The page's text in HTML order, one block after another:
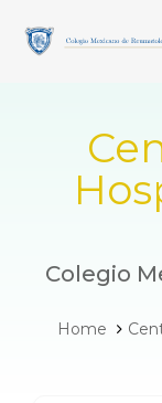
links
primary
Colegio
Home